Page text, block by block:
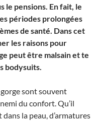
le pensions. En fait, le
périodes prolongées
de santé. Dans cet
les raisons pour
peut être malsain et te
bodysuits.
sont souvent
du confort. Qu’il
dans la peau, d’armatures